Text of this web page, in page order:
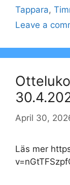
Tappara,
Leave a
April 30,
Läs mer